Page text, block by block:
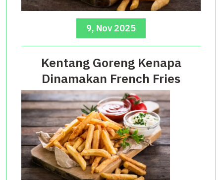
9, Nov 2025
Kentang Goreng Kenapa
Dinamakan French Fries